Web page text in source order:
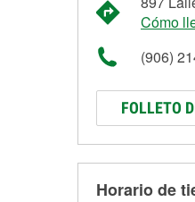
Cómo
(906)
FOLLETO
Horario de